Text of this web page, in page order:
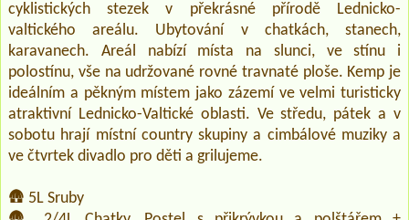
cyklistických stezek v překrásné přírodě Lednicko-
valtického areálu. Ubytování v chatkách, stanech,
karavanech. Areál nabízí místa na slunci, ve stínu i
polostínu, vše na udržované rovné travnaté ploše. Kemp je
ideálním a pěkným místem jako zázemí ve velmi turisticky
atraktivní Lednicko-Valtické oblasti. Ve středu, pátek a v
sobotu hrají místní country skupiny a cimbálové muziky a
ve čtvrtek divadlo pro děti a grilujeme.
🛖 5L Sruby